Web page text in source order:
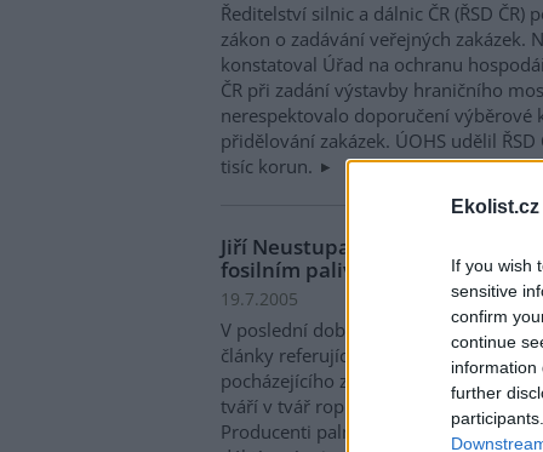
Ekolist.cz
If you wish
sensitive
confirm
continue
information
further
Ředitelství silnic a dálnic ČR (ŘSD
zákon o zadávání veřejných zakázek.
konstatoval Úřad na ochranu
ČR při zadání výstavby hraničního
nerespektovalo doporučení
přidělování zakázek. ÚOHS udělil
tisíc korun.
Jiří Neustupa: Palmový olej
fosilním palivům
19.7.2005
V poslední době se i v Ekolistu po
články referující o tom, že tzv.
pocházejícího z Malajsie a Indonésie
tváří v tvář ropné krizi a rostoucímu
Producenti palmového oleje (např.